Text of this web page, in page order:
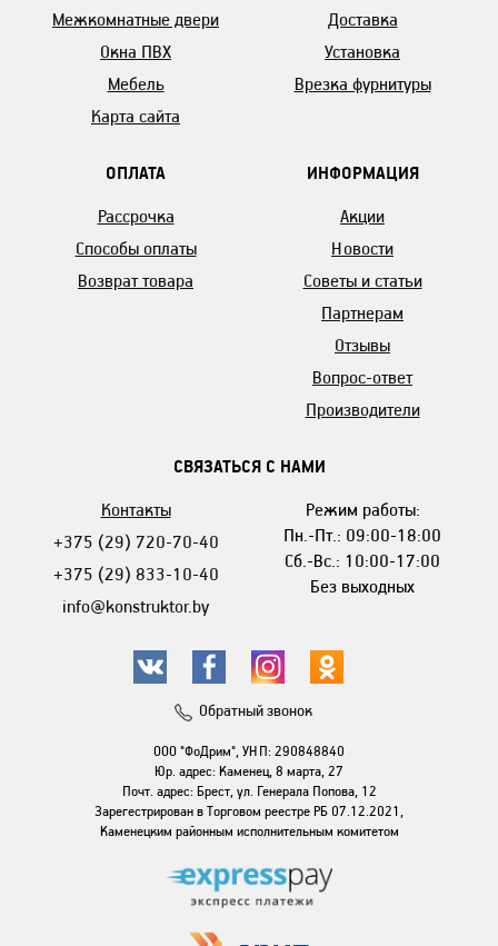
Межкомнатные двери
Окна ПВХ
Мебель
Карта сайта
Доставка
Установка
Врезка фурнитуры
ОПЛАТА
Рассрочка
Способы оплаты
Возврат товара
ИНФОРМАЦИЯ
Акции
Новости
Советы и статьи
Партнерам
Отзывы
Вопрос-ответ
Производители
СВЯЗАТЬСЯ С НАМИ
Контакты
+375 (29) 720-70-40
+375 (29) 833-10-40
info@konstruktor.by
Режим работы:
Пн.-Пт.: 09:00-18:00
Сб.-Вс.: 10:00-17:00
Без выходных
Обратный звонок
ООО "ФоДрим", УНП: 290848840
Юр. адрес: Каменец, 8 марта, 27
Почт. адрес: Брест, ул. Генерала Попова, 12
Зарегестрирован в Торговом реестре РБ 07.12.2021,
Каменецким районным исполнительным комитетом